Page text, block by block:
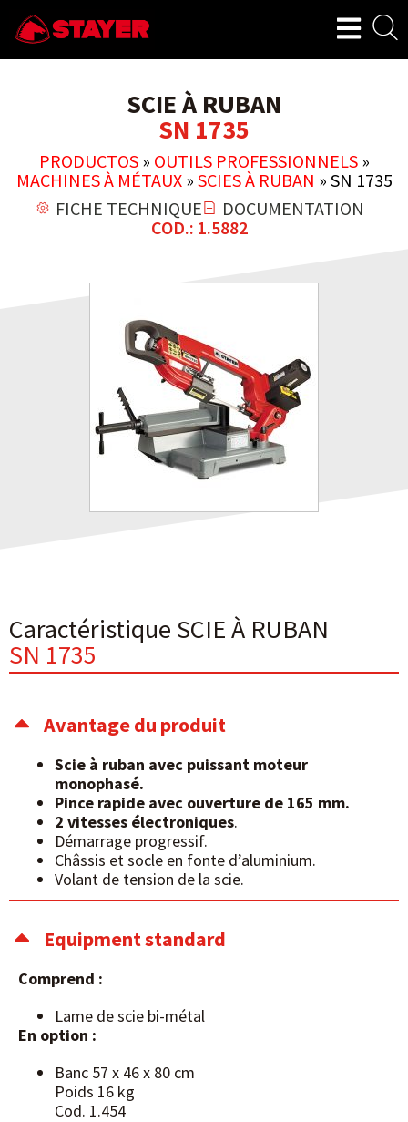
SCIE À RUBAN
SN 1735
PRODUCTOS» OUTILS PROFESSIONNELS»
MACHINES À MÉTAUX» SCIES À RUBAN » SN 1735
FICHE TECHNIQUE
DOCUMENTATION
COD.: 1.5882
Caractéristique SCIE À RUBAN
SN 1735
Avantage du produit
Scie à ruban avec puissant moteur
monophasé.
Pince rapide avec ouverture de 165 mm.
2 vitesses électroniques.
Démarrage progressif.
Châssis et socle en fonte d’aluminium.
Volant de tension de la scie.
Equipment standard
Comprend :
Lame de scie bi-métal
En option :
Banc 57 x 46 x 80 cm
Poids 16 kg
Cod. 1.454